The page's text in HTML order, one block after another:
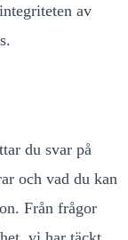
av
du svar på
och vad du kan
Från frågor